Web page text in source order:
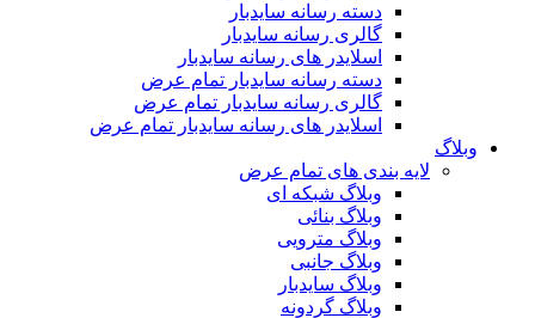
دسته رسانه سایدبار
گالری رسانه سایدبار
اسلایدر های رسانه سایدبار
دسته رسانه سایدبار تمام عرض
گالری رسانه سایدبار تمام عرض
اسلایدر های رسانه سایدبار تمام عرض
وبلاگ
لایه بندی های تمام عرض
وبلاگ شبکه ای
وبلاگ بنائی
وبلاگ مترویی
وبلاگ جانبی
وبلاگ سایدبار
وبلاگ گردونه